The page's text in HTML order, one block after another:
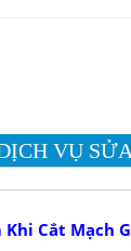
VỤ
Cắt Mạch